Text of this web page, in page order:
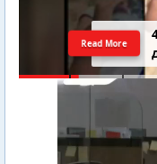
Read More